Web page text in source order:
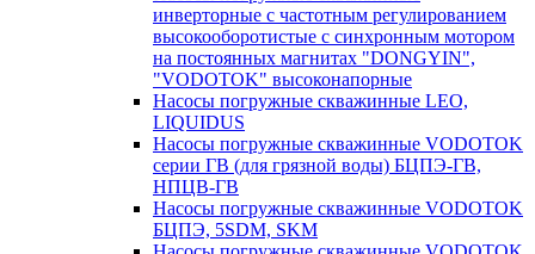
инверторные с частотным регулированием
высокооборотистые с синхронным мотором
на постоянных магнитах "DONGYIN",
"VODOTOK" высоконапорные
Насосы погружные скважинные LEO,
LIQUIDUS
Насосы погружные скважинные VODOTOK
серии ГВ (для грязной воды) БЦПЭ-ГВ,
НПЦВ-ГВ
Насосы погружные скважинные VODOTOK
БЦПЭ, 5SDM, SKM